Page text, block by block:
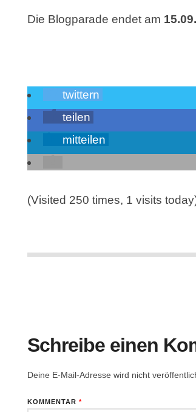
Die Blogparade endet am
twittern
teilen
mitteilen
(Visited 250 times, 1 visits
Schreibe einen
Deine E-Mail-Adresse wird nicht
KOMMENTAR *